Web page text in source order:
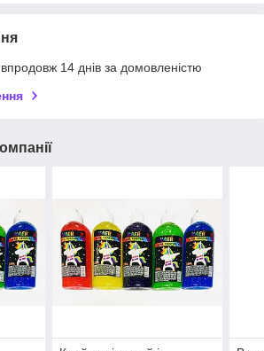
14 днів за домовленістю